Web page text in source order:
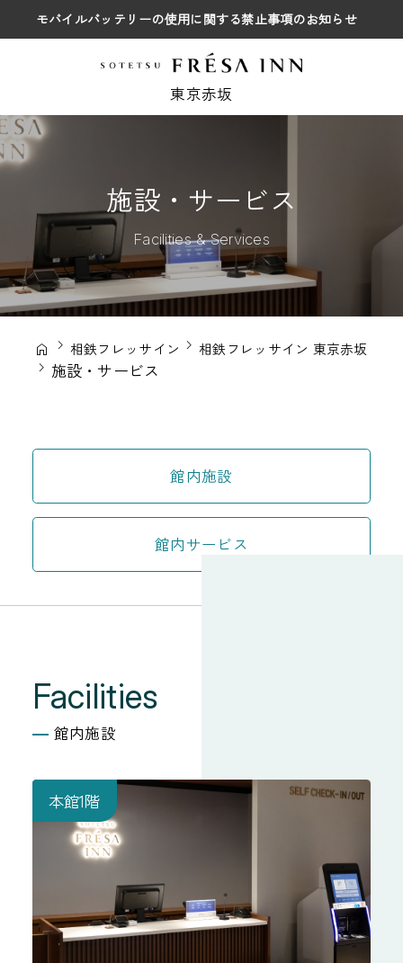
モバイルバッテリーの使用に関する禁止事項のお知らせ
東京赤坂
施設・サービス
Facilities & Services
相鉄フレッサイン 相鉄フレッサイン 東京赤坂
施設・サービス
館内施設
館内サービス
Facilities
館内施設
本館1階